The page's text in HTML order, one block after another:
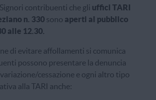
contribuenti che gli uffici TARI
n. 330 sono aperti al pubblico
alle 12.30.
di evitare affollamenti si comunica
possono presentare la denuncia
cessazione e ogni altro tipo
alla TARI anche: